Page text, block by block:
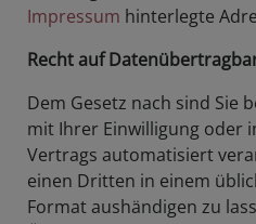
Impressum hinterlegte
Recht auf
Dem Gesetz nach sind Sie
mit Ihrer Einwilligung oder
Vertrags automatisiert
einen Dritten in einem
Format aushändigen zu